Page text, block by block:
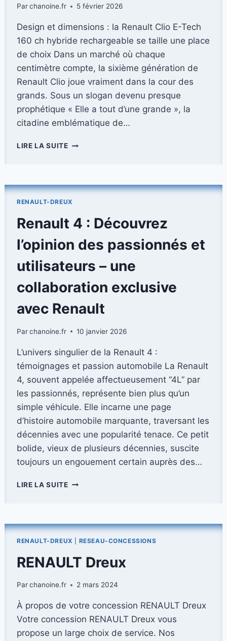
Parchanoine.fr 5 février 2026
Design et dimensions : la Renault Clio E-Tech
160 ch hybride rechargeable se taille une place
de choix Dans un marché où chaque
centimètre compte, la sixième génération de
Renault Clio joue vraiment dans la cour des
grands. Sous un slogan devenu presque
prophétique « Elle a tout d’une grande », la
citadine emblématique de…
LIRE LA SUITETEST
RENAULT
TECH
160
HYBRIDE
:
UNE
ALTERNATIVE
SUPÉRIEURE
AU
?
RENAULT-DREUX
Renault 4 : Découvrez
l’opinion des passionnés et
utilisateurs – une
collaboration exclusive
avec Renault
Parchanoine.fr 10 janvier 2026
L’univers singulier de la Renault 4 :
témoignages et passion automobile La Renault
4, souvent appelée affectueusement “4L” par
les passionnés, représente bien plus qu’un
simple véhicule. Elle incarne une page
d’histoire automobile marquante, traversant les
décennies avec une popularité tenace. Ce petit
bolide, vieux de plusieurs décennies, suscite
toujours un engouement certain auprès des…
LIRE LA SUITERENAULT
L’OPINION
DES
PASSIONNÉS
ET
UTILISATEURS
UNE
EXCLUSIVE
AVEC
RENAULT
RENAULT-DREUX RESEAU-CONCESSIONS
RENAULT Dreux
Parchanoine.fr 2 mars 2024
À propos de votre concession RENAULT Dreux
Votre concession RENAULT Dreux vous
propose un large choix de service. Nos